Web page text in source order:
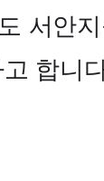
서안
합니